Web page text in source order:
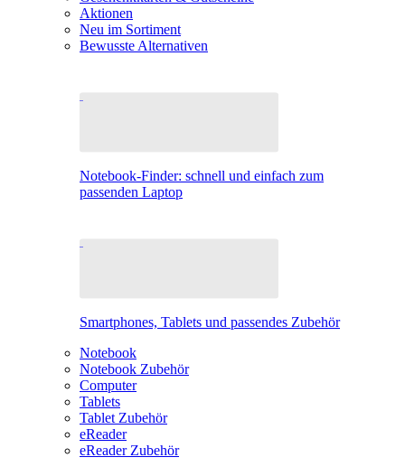
Aktionen
Neu im Sortiment
Bewusste Alternativen
Notebook-Finder: schnell und einfach zum
passenden Laptop
Smartphones, Tablets und passendes Zubehör
Notebook
Notebook Zubehör
Computer
Tablets
Tablet Zubehör
eReader
eReader Zubehör